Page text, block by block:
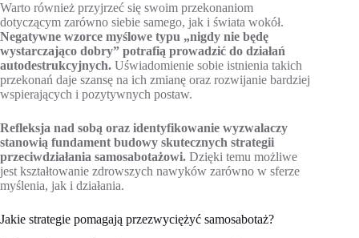
Warto również przyjrzeć się swoim przekonaniom
dotyczącym zarówno siebie samego, jak i świata wokół.
Negatywne wzorce myślowe typu „nigdy nie będę
wystarczająco dobry” potrafią prowadzić do działań
autodestrukcyjnych. Uświadomienie sobie istnienia takich
przekonań daje szansę na ich zmianę oraz rozwijanie bardziej
wspierających i pozytywnych postaw.
Refleksja nad sobą oraz identyfikowanie wyzwalaczy
stanowią fundament budowy skutecznych strategii
przeciwdziałania samosabotażowi. Dzięki temu możliwe
jest kształtowanie zdrowszych nawyków zarówno w sferze
myślenia, jak i działania.
Jakie strategie pomagają przezwyciężyć samosabotaż?